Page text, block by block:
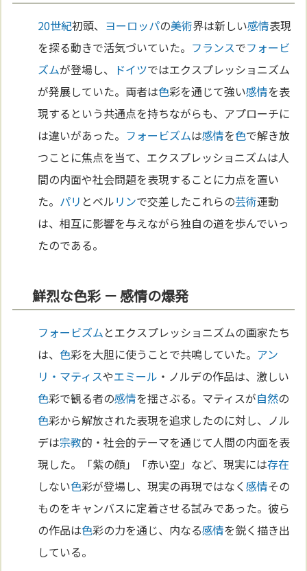
20世紀初頭、 ヨーロッパの美術界は新しい感情表現
を探る動きで活気づいていた。 フランスでフォービ
ズムが登場し、 ドイツではエクスプレッショニズム
が発展していた。両者は色彩を通じて強い感情を表
現するという共通点を持ちながらも、アプローチに
は違いがあった。 フォービズムは感情を色で解き放
つことに焦点を当て、エクスプレッショニズムは人
間の内面や社会問題を表現することに力点を置い
た。 パリ とベルリンで交差したこれらの芸術運動
は、相互に影響を与えながら独自の道を歩んでいっ
たのである。
鮮烈な色彩 － 感情の爆発
フォービズムとエクスプレッショニズムの画家たち
は、色彩を大胆に使うことで共鳴していた。 アン
リ・マティスやエミール ・ノルデの作品は、激しい
色彩で観る者の感情を揺さぶる。マティスが自然の
色彩から解放された表現を追求したのに対し、ノル
デは宗教的・社会的テーマを通じて人間の内面を表
現した。「紫の顔」「赤い空」など、現実には存在
しない色彩が登場し、現実の再現ではなく感情その
ものをキャンバスに定着させる試みであった。彼ら
の作品は色彩の力を通じ、内なる感情を鋭く描き出
している。